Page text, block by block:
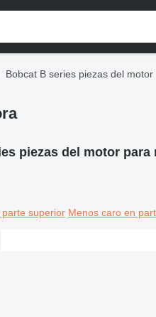
Bobcat B series piezas del motor
piezas del motor para
superior Menos caro en